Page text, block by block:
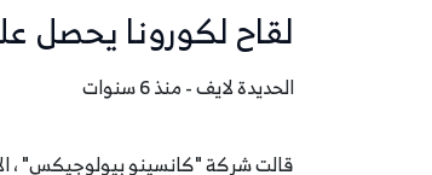
لقاح لكورونا يحصل
الحديدة لايف - منذ 6 سنوات